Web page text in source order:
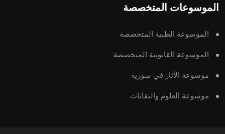
الموسوعات المتخصصة
الموسوعة الطبية المتخصصة
الموسوعة القانونية المتخصصة
موسوعة الآثار في سورية
موسوعة العلوم والتقانات